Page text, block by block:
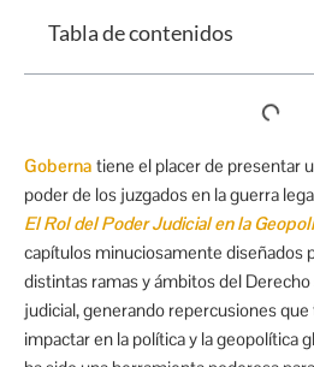
Tabla de contenidos
Goberna tiene el placer de presentar
poder de los juzgados en la guerra
El Rol del Poder Judicial en la
capítulos minuciosamente diseñados
distintas ramas y ámbitos del
judicial, generando repercusiones
impactar en la política y la geopolítica